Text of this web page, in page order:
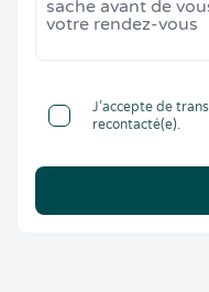
J’accepte de
recontacté(e).